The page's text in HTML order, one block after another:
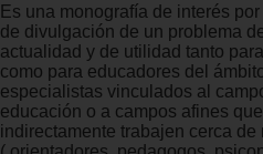
Es una monografía de interés
de divulgación de un problema
actualidad y de utilidad tanto
como para educadores del
especialistas vinculados al
educación o a campos afines
indirectamente trabajen cerca